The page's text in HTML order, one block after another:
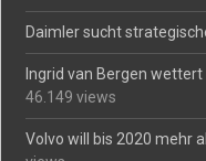
Daimler sucht
Ingrid van Bergen
46.149 views
Volvo will bis 2020 mehr